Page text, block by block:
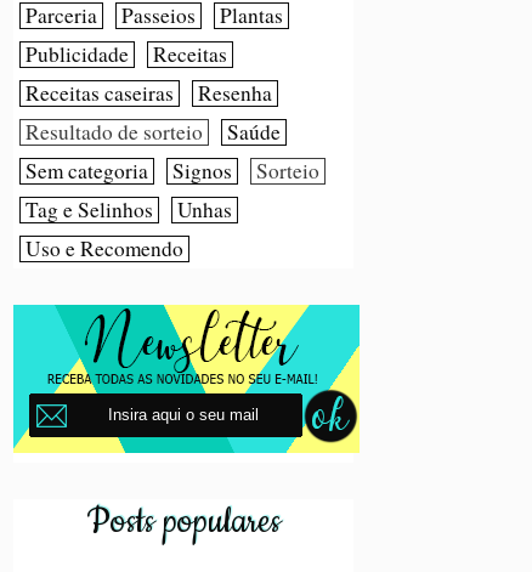
Parceria
Passeios
Plantas
Publicidade
Receitas
Receitas caseiras
Resenha
Resultado de sorteio
Saúde
Sem categoria
Signos
Sorteio
Tag e Selinhos
Unhas
Uso e Recomendo
Posts populares